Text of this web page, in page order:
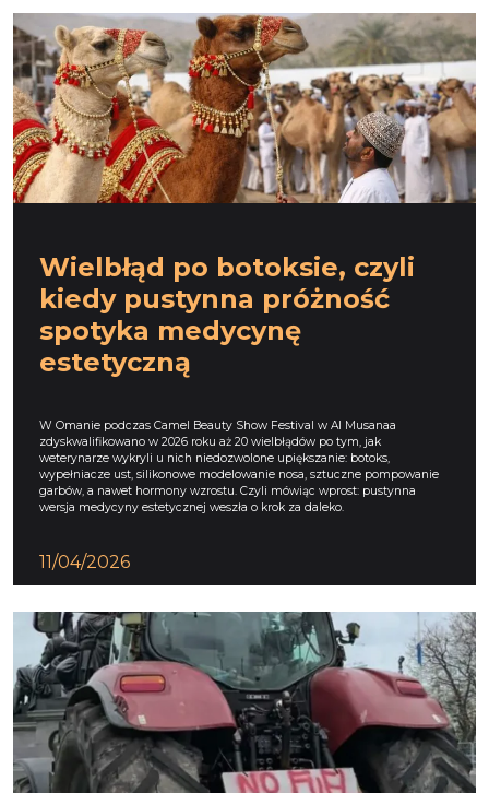
Wielbłąd po botoksie, czyli
kiedy pustynna próżność
spotyka medycynę
estetyczną
W Omanie podczas Camel Beauty Show Festival w Al Musanaa
zdyskwalifikowano w 2026 roku aż 20 wielbłądów po tym, jak
weterynarze wykryli u nich niedozwolone upiększanie: botoks,
wypełniacze ust, silikonowe modelowanie nosa, sztuczne pompowanie
garbów, a nawet hormony wzrostu. Czyli mówiąc wprost: pustynna
wersja medycyny estetycznej weszła o krok za daleko.
11/04/2026